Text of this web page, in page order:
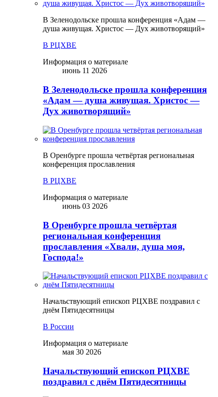
В Зеленодольске прошла конференция «Адам —
душа живущая. Христос — Дух животворящий»
В РЦХВЕ
Информация о материале
июнь 11 2026
В Зеленодольске прошла конференция
«Адам — душа живущая. Христос —
Дух животворящий»
В Оренбурге прошла четвёртая региональная
конференция прославления
В РЦХВЕ
Информация о материале
июнь 03 2026
В Оренбурге прошла четвёртая
региональная конференция
прославления «Хвали, душа моя,
Господа!»
Начальствующий епископ РЦХВЕ поздравил с
днём Пятидесятницы
В России
Информация о материале
мая 30 2026
Начальствующий епископ РЦХВЕ
поздравил с днём Пятидесятницы